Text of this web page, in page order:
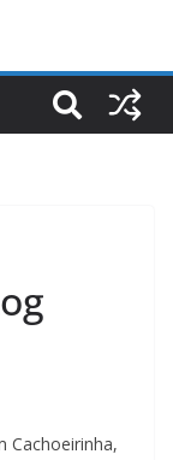
Cachoeirinha,